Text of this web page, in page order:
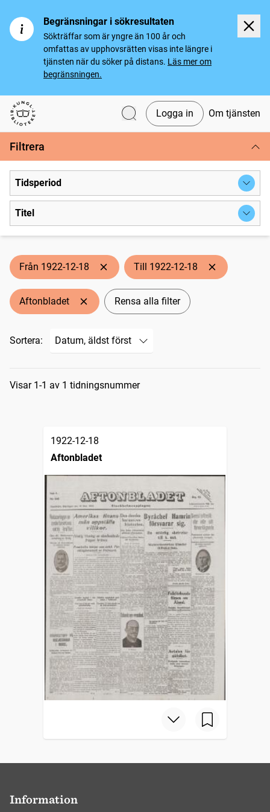
Begränsningar i sökresultaten
Sökträffar som är yngre än 100 år och
omfattas av upphovsrätten visas inte längre i
tjänsten när du söker på distans. Läs mer om
begränsningen.
Svenska tidningar
Logga in Om tjänsten
Filtrera
Tidsperiod
Titel
Från 1922-12-18 Till 1922-12-18
Aftonbladet Rensa alla filter
Sortera:
Sökresultat
Visar 1-1 av 1 tidningsnummer
1922-12-18
Aftonbladet
Information